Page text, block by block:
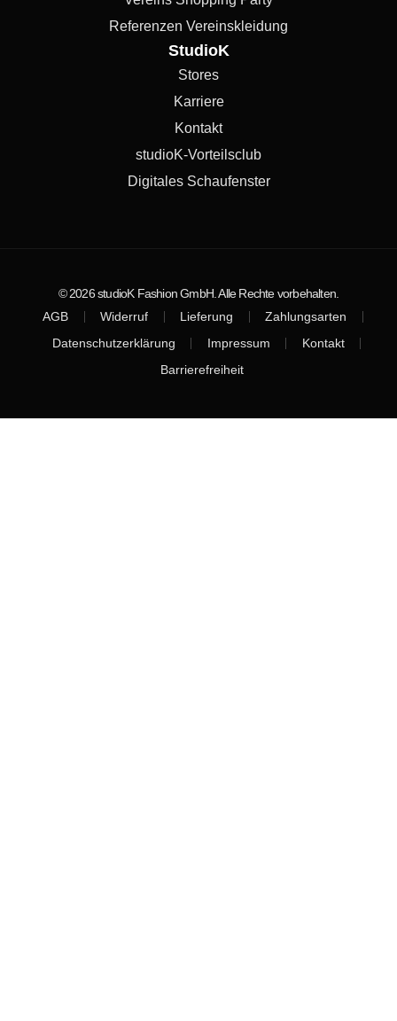
Referenzen Vereinskleidung
StudioK
Stores
Karriere
Kontakt
studioK-Vorteilsclub
Digitales Schaufenster
© 2026 studioK Fashion GmbH. Alle Rechte vorbehalten.
AGB
Widerruf Lieferung
Zahlungsarten
Datenschutzerklärung
Impressum
Kontakt
Barrierefreiheit